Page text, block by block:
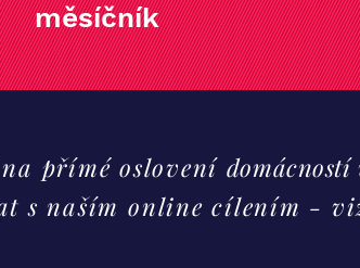
měsíčník
přímé oslovení domácností
s naším online cílením -